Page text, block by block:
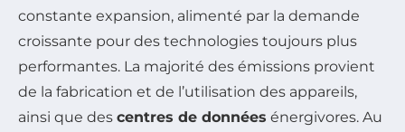
constante expansion, alimenté par la demande
croissante pour des technologies toujours plus
performantes. La majorité des émissions provient
de la fabrication et de l’utilisation des appareils,
ainsi que des centres de données énergivores. Au